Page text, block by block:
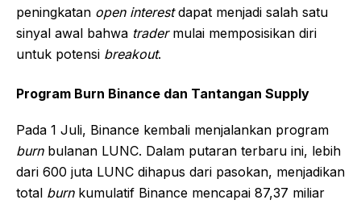
peningkatan open interestdapat menjadi salah satu
sinyal awal bahwa tradermulai memposisikan diri
untuk potensi breakout.
Program Burn Binance dan Tantangan Supply
Pada 1 Juli, Binance kembali menjalankan program
burnbulanan LUNC. Dalam putaran terbaru ini, lebih
dari 600 juta LUNC dihapus dari pasokan, menjadikan
total burnkumulatif Binance mencapai 87,37 miliar